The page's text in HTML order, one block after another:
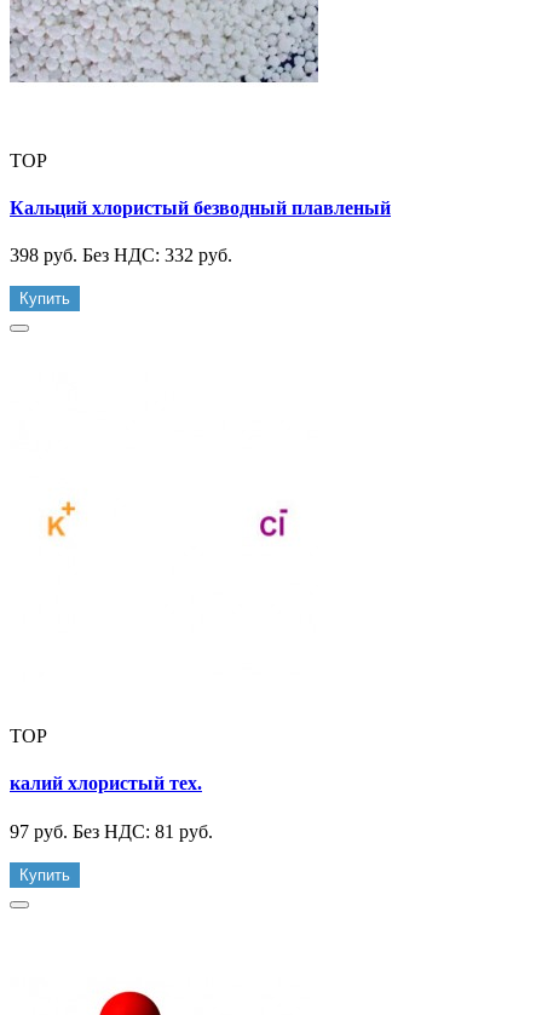
TOP
Кальций хлористый безводный плавленый
398 руб. Без НДС: 332 руб.
Купить
TOP
калий хлористый тех.
97 руб. Без НДС: 81 руб.
Купить